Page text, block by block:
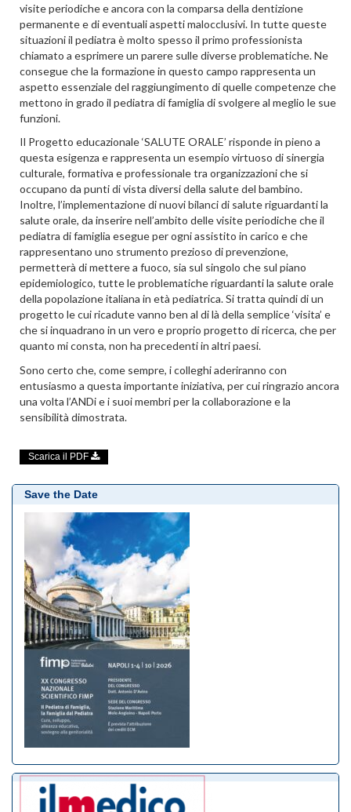
visite periodiche e ancora con la comparsa della dentizione
permanente e di eventuali aspetti malocclusivi. In tutte queste
situazioni il pediatra è molto spesso il primo professionista
chiamato a esprimere un parere sulle diverse problematiche. Ne
consegue che la formazione in questo campo rappresenta un
aspetto essenziale del raggiungimento di quelle competenze che
mettono in grado il pediatra di famiglia di svolgere al meglio le sue
funzioni.
Il Progetto educazionale ‘SALUTE ORALE’ risponde in pieno a
questa esigenza e rappresenta un esempio virtuoso di sinergia
culturale, formativa e professionale tra organizzazioni che si
occupano da punti di vista diversi della salute del bambino.
Inoltre, l’implementazione di nuovi bilanci di salute riguardanti la
salute orale, da inserire nell’ambito delle visite periodiche che il
pediatra di famiglia esegue per ogni assistito in carico e che
rappresentano uno strumento prezioso di prevenzione,
permetterà di mettere a fuoco, sia sul singolo che sul piano
epidemiologico, tutte le problematiche riguardanti la salute orale
della popolazione italiana in età pediatrica. Si tratta quindi di un
progetto le cui ricadute vanno ben al di là della semplice ‘visita’ e
che si inquadrano in un vero e proprio progetto di ricerca, che per
quanto mi consta, non ha precedenti in altri paesi.
Sono certo che, come sempre, i colleghi aderiranno con
entusiasmo a questa importante iniziativa, per cui ringrazio ancora
una volta l’ANDi e i suoi membri per la collaborazione e la
sensibilità dimostrata.
Scarica il PDF
Save the Date